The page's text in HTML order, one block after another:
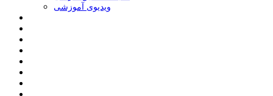
ویدیوی آموزشی